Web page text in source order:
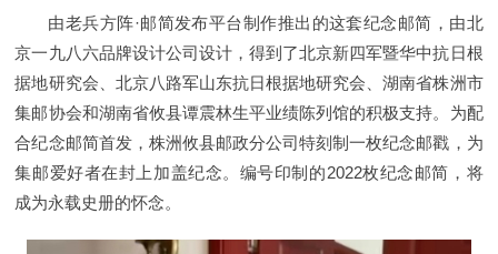
由老兵方阵·邮简发布平台制作推出的这套纪念邮简，由北
京一九八六品牌设计公司设计，得到了北京新四军暨华中抗日根
据地研究会、北京八路军山东抗日根据地研究会、湖南省株洲市
集邮协会和湖南省攸县谭震林生平业绩陈列馆的积极支持。为配
合纪念邮简首发，株洲攸县邮政分公司特刻制一枚纪念邮戳，为
集邮爱好者在封上加盖纪念。编号印制的2022枚纪念邮简，将
成为永载史册的怀念。